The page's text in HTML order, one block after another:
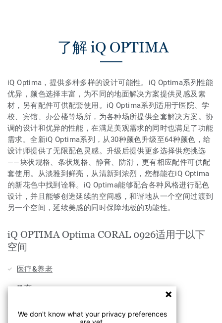
了解 iQ OPTIMA
iQ Optima，提供多种多样的设计可能性。iQ Optima系列性能
优异，颜色选择丰富，为不同的地面解决方案提供灵感及素
材，另有配件可供配套使用。iQ Optima系列适用于医院、学
校、宾馆、办公楼等场所，为各种场所提供全套解决方案。协
调的设计和优异的性能，在满足美观需求的同时也满足了功能
需求。全新iQ Optima系列，从30种颜色升级至64种颜色，给
设计师提供了无限配色灵感。升级后提供更多选择供您挑选
——块状规格、条状规格、静音、防滑，更有相应配件可供配
套使用。从淡雅到鲜亮，从清新到浓烈，您都能在iQ Optima
的新花色中找到诠释。iQ Optima能够配合各种风格进行配色
设计，并且能够创造延续的空间感，和谐地从一个空间过渡到
另一个空间，延续美感的同时保障地板的功能性。
iQ OPTIMA Optima CORAL 0926适用于以下
空间
医疗&养老
教育
We don't know what your privacy preferences